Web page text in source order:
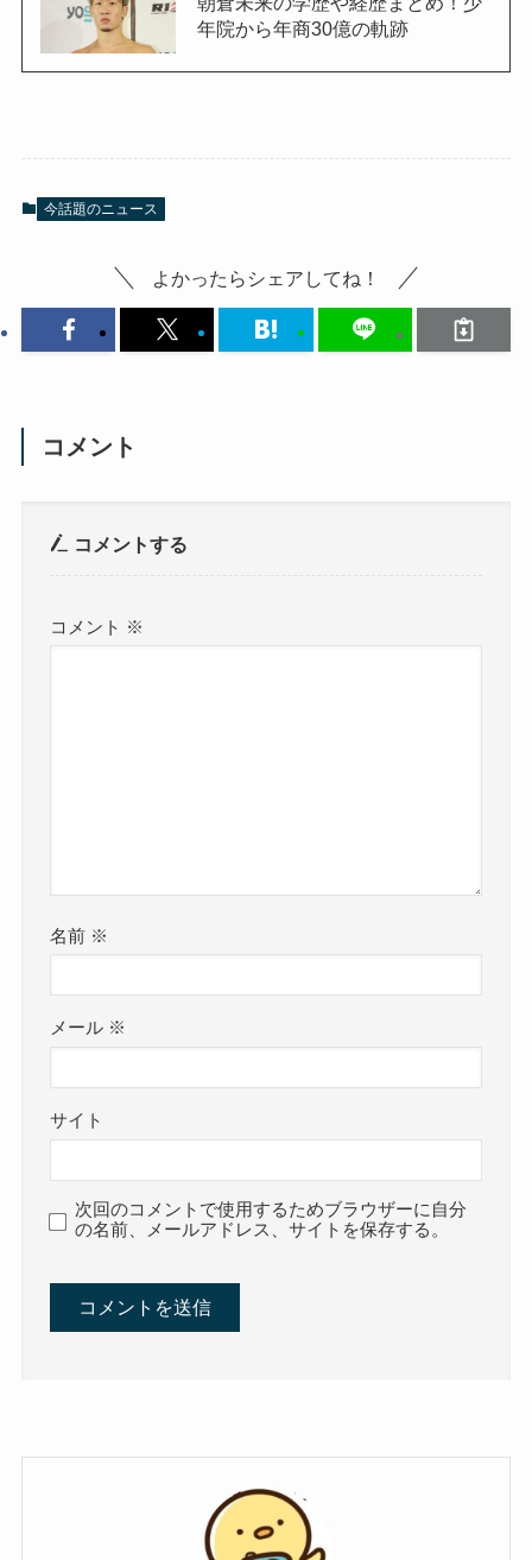
年院から年商30億の軌跡
今話題のニュース
よかったらシェアしてね！
コメント
コメントする
コメント ※
名前 ※
メール ※
サイト
次回のコメントで使用するためブラウザーに自分
の名前、メールアドレス、サイトを保存する。